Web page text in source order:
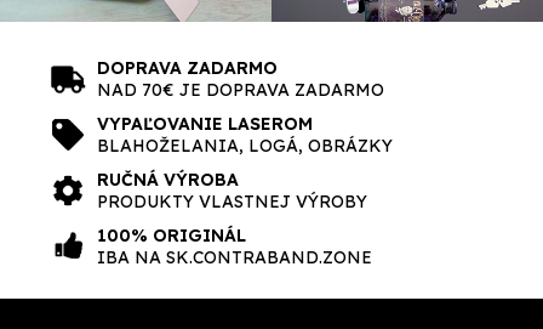
DOPRAVA ZADARMO
NAD 70€ JE DOPRAVA ZADARMO
VYPAĽOVANIE LASEROM
BLAHOŽELANIA, LOGÁ, OBRÁZKY
RUČNÁ VÝROBA
PRODUKTY VLASTNEJ VÝROBY
100% ORIGINÁL
IBA NA SK.CONTRABAND.ZONE